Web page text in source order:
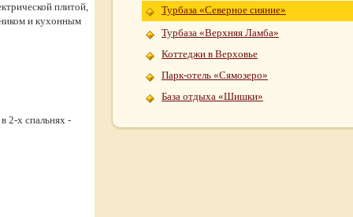
плитой,
и кухонным
2-х спальнях -
Турбаза «Северное сияние»
Турбаза «Верхняя Ламба»
Коттеджи в Верховье
Парк-отель «Сямозеро»
База отдыха «Шишки»